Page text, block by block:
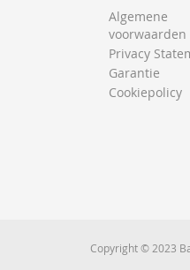
Algemene
voorwaarden
Privacy
Garantie
Cookiepolicy
Copyright © 2023